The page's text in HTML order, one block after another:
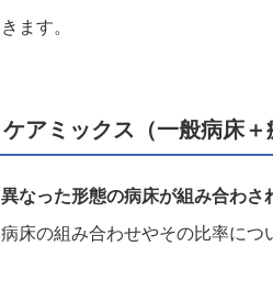
きます。
ケアミックス（一般病床＋
異なった形態の病床が組み合わさ
病床の組み合わせやその比率につ